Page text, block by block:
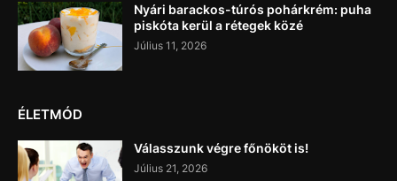
Nyári barackos-túrós pohárkrém: puha
piskóta kerül a rétegek közé
Július 11, 2026
ÉLETMÓD
Válasszunk végre főnököt is!
Július 21, 2026